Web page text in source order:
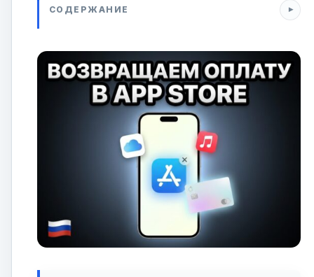
СОДЕРЖАНИЕ